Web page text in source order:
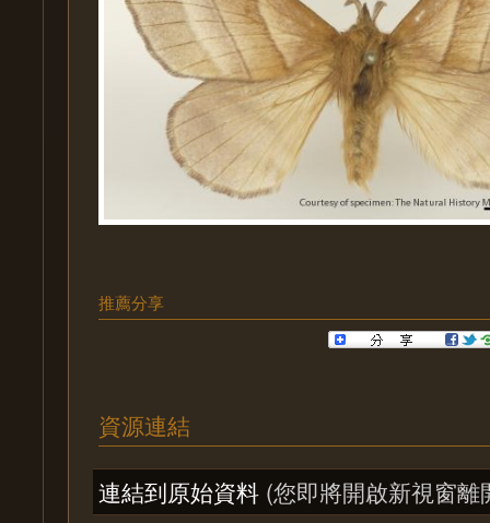
推薦分享
資源連結
連結到原始資料 (您即將開啟新視窗離